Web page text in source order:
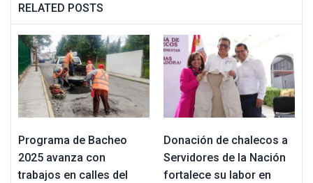
RELATED POSTS
Programa de Bacheo
2025 avanza con
trabajos en calles del
Donación de chalecos a
Servidores de la Nación
fortalece su labor en